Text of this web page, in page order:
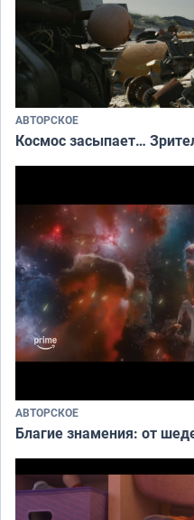
АВТОРСКОЕ
Космос засыпает…
АВТОРСКОЕ
Благие знамения: от